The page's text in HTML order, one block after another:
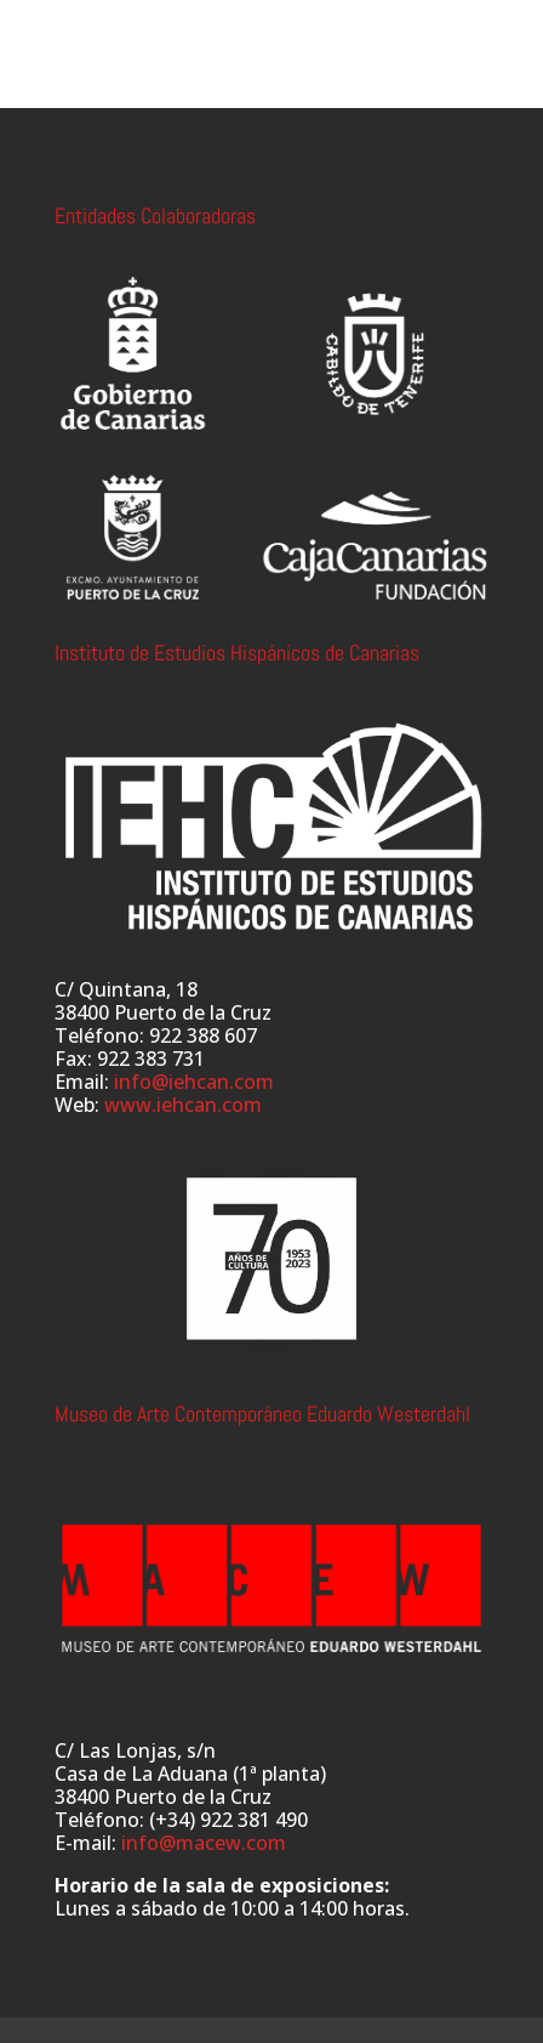
Entidades Colaboradoras
Instituto de Estudios Hispánicos de Canarias
C/ Quintana, 18
38400 Puerto de la Cruz
Teléfono: 922 388 607
Fax: 922 383 731
Email: info@iehcan.com
Web: www.iehcan.com
Museo de Arte Contemporáneo Eduardo Westerdahl
C/ Las Lonjas, s/n
Casa de La Aduana (1ª planta)
38400 Puerto de la Cruz
Teléfono: (+34) 922 381 490
E-mail: info@macew.com
Horario de la sala de exposiciones:
Lunes a sábado de 10:00 a 14:00 horas.